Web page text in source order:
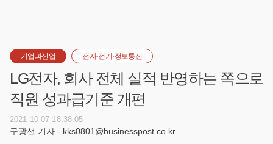
기업과산업 전자·전기·정보통신
LG전자, 회사 전체 실적 반영하는 쪽으로
직원 성과급기준 개편
2021-10-07 18:38:05
구광선 기자 - kks0801@businesspost.co.kr